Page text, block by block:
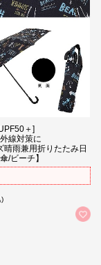
＋]
線対策に
晴雨兼用折りたたみ日
/ビーチ】
)